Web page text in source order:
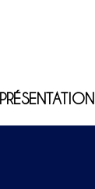
PRÉSENTATION